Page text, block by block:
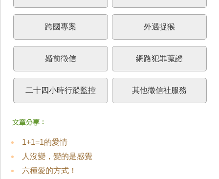
跨國專案 外遇捉猴
婚前徵信 網路犯罪蒐證
二十四小時行蹤監控 其他徵信社服務
1+1=1的愛情
人沒變，變的是感覺
六種愛的方式！